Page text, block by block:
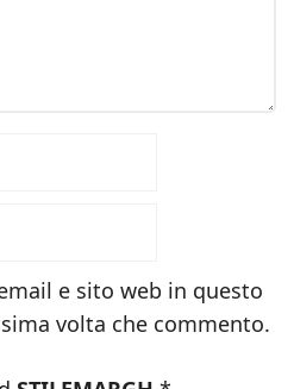
e sito web in questo
volta che commento.